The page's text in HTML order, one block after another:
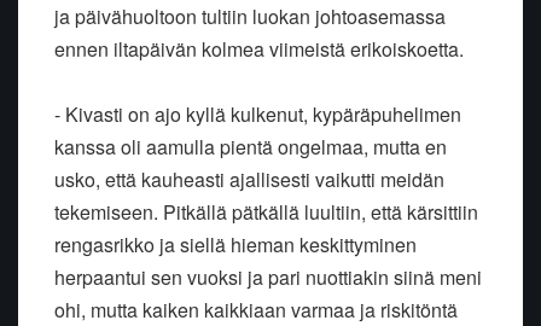
ja päivähuoltoon tultiin luokan johtoasemassa
ennen iltapäivän kolmea viimeistä erikoiskoetta.
- Kivasti on ajo kyllä kulkenut, kypäräpuhelimen
kanssa oli aamulla pientä ongelmaa, mutta en
usko, että kauheasti ajallisesti vaikutti meidän
tekemiseen. Pitkällä pätkällä luultiin, että kärsittiin
rengasrikko ja siellä hieman keskittyminen
herpaantui sen vuoksi ja pari nuottiakin siinä meni
ohi, mutta kaiken kaikkiaan varmaa ja riskitöntä